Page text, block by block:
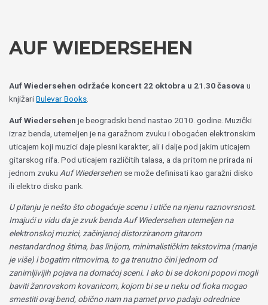
AUF WIEDERSEHEN
Auf Wiedersehen održaće koncert 22 oktobra u 21.30 časova u
knjižariBulevar Books
Auf Wiedersehen je beogradski bend nastao 2010. godine. Muzički
izraz benda, utemeljen je na garažnom zvuku i obogaćen elektronskim
uticajem koji muzici daje plesni karakter, ali i dalje pod jakim uticajem
gitarskog rifa. Pod uticajem različitih talasa, a da pritom ne prirada ni
jednom zvuku Auf Wiedersehen se može definisati kao garažni disko
ili elektro disko pank.
U pitanju je nešto što obogaćuje scenu i utiče na njenu raznovrsnost.
Imajući u vidu da je zvuk benda Auf Wiedersehen utemeljen na
elektronskoj muzici, začinjenoj distorziranom gitarom
nestandardnog štima, bas linijom, minimalističkim tekstovima (manje
je više) i bogatim ritmovima, to ga trenutno čini jednom od
zanimljivijih pojava na domaćoj sceni. I ako bi se dokoni popovi mogli
baviti žanrovskom kovanicom, kojom bi se u neku od fioka mogao
smestiti ovaj bend, obično nam na pamet prvo padaju odrednice